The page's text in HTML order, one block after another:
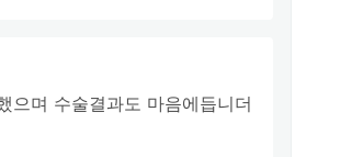
으며 수술결과도 마음에듭니더